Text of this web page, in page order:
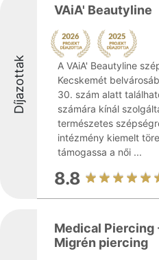
Díjazottak
VAiA' Beautyline
A VAiA' Beautyline
Kecskemét
30. szám alatt
számára kínál
természetes
intézmény kiemelt
támogassa a női ...
8.8
Medical Piercing
Migrén piercing